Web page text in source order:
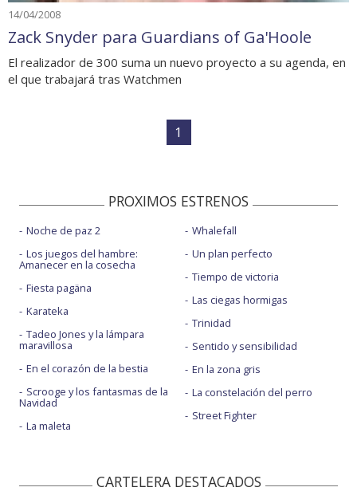
14/04/2008
Zack Snyder para Guardians of Ga'Hoole
El realizador de 300 suma un nuevo proyecto a su agenda, en
el que trabajará tras Watchmen
1
PROXIMOS ESTRENOS
Noche de paz 2
Los juegos del hambre:
Amanecer en la cosecha
Fiesta pagäna
Karateka
Tadeo Jones y la lámpara
maravillosa
En el corazón de la bestia
Scrooge y los fantasmas de la
Navidad
La maleta
Whalefall
Un plan perfecto
Tiempo de victoria
Las ciegas hormigas
Trinidad
Sentido y sensibilidad
En la zona gris
La constelación del perro
Street Fighter
CARTELERA DESTACADOS